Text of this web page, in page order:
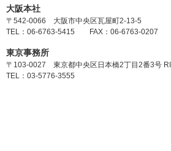
大阪本社
〒542-0066 大阪市中央区瓦屋町2-13-5
TEL：06-6763-5415 FAX：06-6763-0207
東京事務所
〒103-0027 東京都中央区日本橋2丁目2番3号
TEL：03-5776-3555